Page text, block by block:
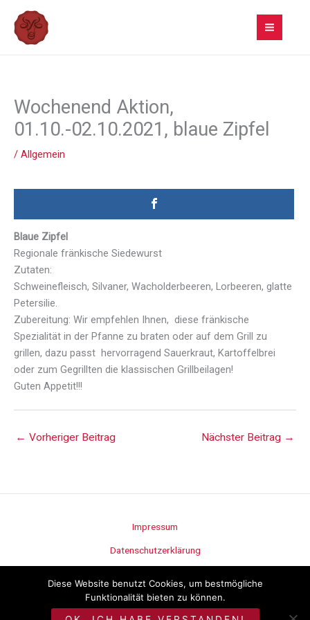
Inhalt
springen
Wochenend Aktion,
01.10.-02.10.2021, blaue Zipfel
/ Allgemein
Blaue Zipfel
Regionale fränkische Siedewurst
Zutaten:
Schweinefleisch, Silvaner, Wacholderbeeren, Lorbeeren, glatte
Petersilie.
Zubereitung: Wir empfehlen Ihnen, diese fränkische
Spezialität in der Pfanne zu braten oder auf dem Grill zu
grillen, dazu passt hervorragend Sauerkraut, Kartoffelbrei
oder zum Gegrillten die klassischen Grillbeilagen!
Guten Appetit!!!
← Vorheriger Beitrag Nächster Beitrag →
Impressum
Datenschutzerklärung
©Metzgerei Seitz
Diese Website benutzt Cookies, um bestmögliche
Funktionalität bieten zu können.